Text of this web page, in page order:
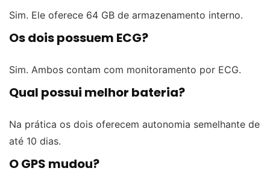
Sim. Ele oferece 64 GB de armazenamento interno.
Os dois possuem ECG?
Sim. Ambos contam com monitoramento por ECG.
Qual possui melhor bateria?
Na prática os dois oferecem autonomia semelhante de
até 10 dias.
O GPS mudou?